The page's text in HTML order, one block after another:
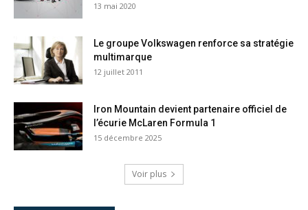
13 mai 2020
Le groupe Volkswagen renforce sa stratégie
multimarque
12 juillet 2011
Iron Mountain devient partenaire officiel de
l’écurie McLaren Formula 1
15 décembre 2025
Voir plus